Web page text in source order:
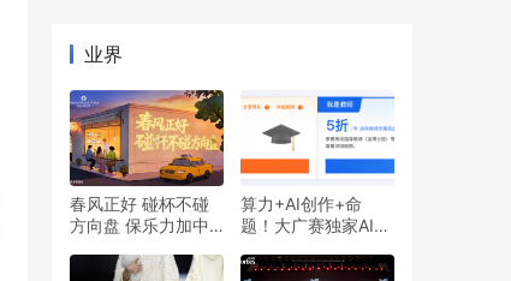
业界
春风正好 碰杯不碰
方向盘 保乐力加中
共同倡导“酒后不驾
算力+AI创作+命
题！大广赛独家AI战
邀你探索AI创意